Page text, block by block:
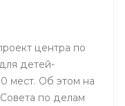
центра по
детей-
мест. Об этом на
по делам